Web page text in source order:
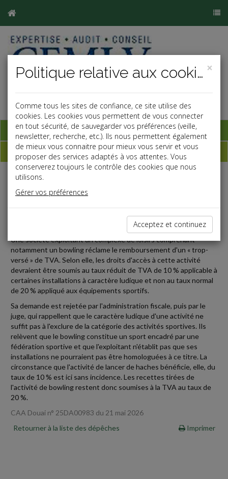
Base documentaire
Dépêches
Fiscal TPE
Une société exploitant un complexe de loisirs comprenant
notamment un bowling réclame le remboursement d'un « trop-
versé » de TVA. Selon elle, les droits d'accès à cette activité
devraient être soumis au taux réduit de TVA de 10 % applicable à
certaines installations à caractère ludique et non au taux normal
de 20 % appliqué aux équipements sportifs.
Sa demande est rejetée par l'administration fiscale, puis par le
juge, qui rappellent que le caractère ludique d'une activité ne
suffit pas à l'exclure de la catégorie des activités sportives. Ils
relèvent que le bowling constitue un sport encadré par une
fédération sportive et que l'exploitant n'établit pas que ses
installations ne pourraient pas être homologuées à ce titre. La
circonstance que l'activité de lancer de haches bénéficie, elle, du
taux de 10 % est ici sans incidence. Les recettes tirées de
l'activité de bowling restent donc soumises à la TVA au taux de
20 %.
CAA Douai n° 25DA00983 du 21 mai 2026
Retourner à la liste des dépêches
Imprimer
×
Politique relative aux cookies
Comme tous les sites de confiance, ce site utilise des
cookies. Les cookies vous permettent de vous connecter
en tout sécurité, de sauvegarder vos préférences (veille,
newsletter, recherche, etc.). Ils nous permettent également
de mieux vous connaitre pour mieux vous servir et vous
proposer des services adaptés à vos attentes. Vous
conserverez toujours le contrôle des cookies que nous
utilisons.
Gérer vos préférences
Acceptez et continuez